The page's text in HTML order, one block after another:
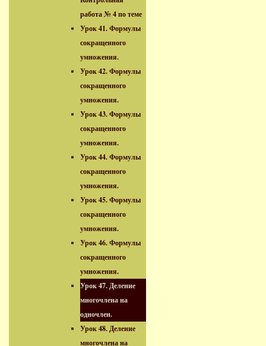
работа № 4 по теме
Урок 41. Формулы
сокращенного
умножения.
Урок 42. Формулы
сокращенного
умножения.
Урок 43. Формулы
сокращенного
умножения.
Урок 44. Формулы
сокращенного
умножения.
Урок 45. Формулы
сокращенного
умножения.
Урок 46. Формулы
сокращенного
умножения.
Урок 47. Деление
многочлена на
одночлен.
Урок 48. Деление
многочлена на